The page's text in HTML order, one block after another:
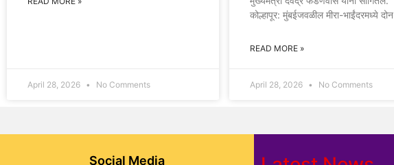
April 28, 2026 No Comments
कोल्हापूर: मुंबईजवळील मीरा-भाईंदरमध्ये दोन
READ MORE »
April 28, 2026 No Comments
Social Media